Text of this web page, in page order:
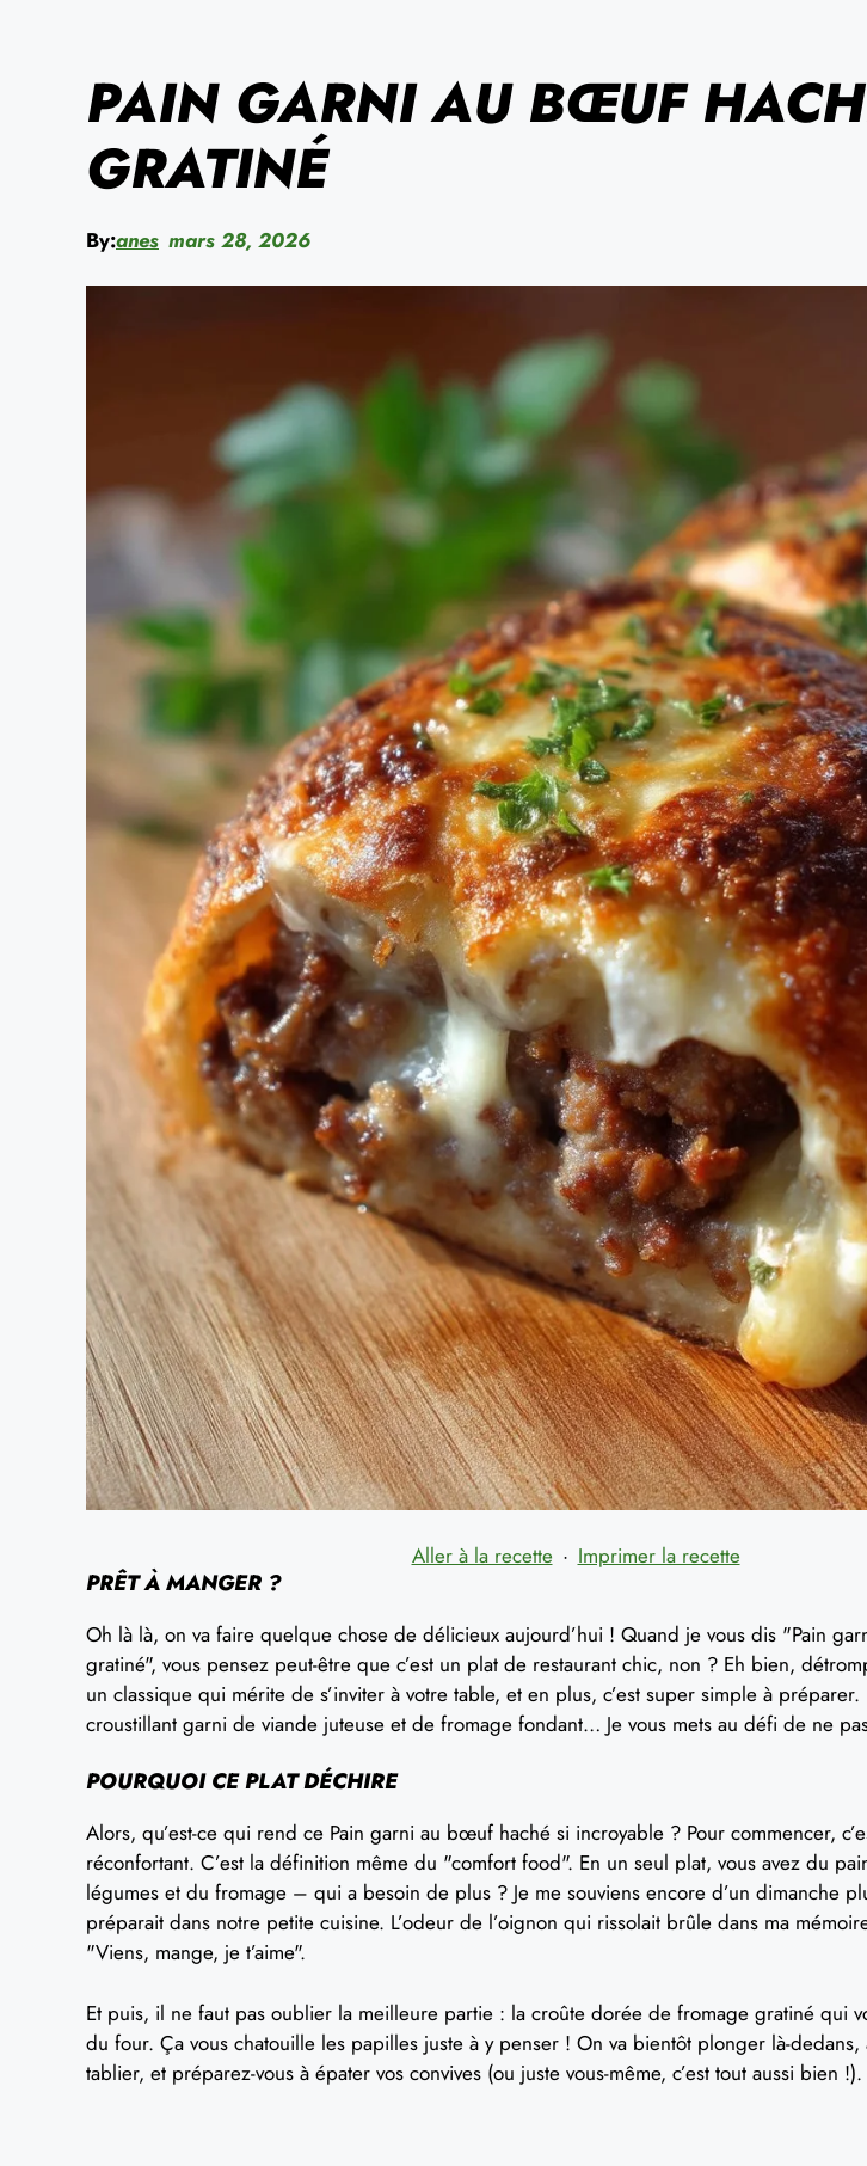
PAIN GARNI AU BŒUF
GRATINÉ
By:anes mars 28, 2026
Aller à la recette · Imprimer la recette
PRÊT À MANGER ?
Oh là là, on va faire quelque chose de délicieux aujourd’hui ! Quand je vous dis "Pain
gratiné", vous pensez peut-être que c’est un plat de restaurant chic, non ? Eh bien,
un classique qui mérite de s’inviter à votre table, et en plus, c’est super simple à
croustillant garni de viande juteuse et de fromage fondant… Je vous mets au défi de ne
POURQUOI CE PLAT DÉCHIRE
Alors, qu’est-ce qui rend ce Pain garni au bœuf haché si incroyable ? Pour commencer,
réconfortant. C’est la définition même du "comfort food". En un seul plat, vous avez du
légumes et du fromage – qui a besoin de plus ? Je me souviens encore d’un dimanche
préparait dans notre petite cuisine. L’odeur de l’oignon qui rissolait brûle dans ma
"Viens, mange, je t’aime".
Et puis, il ne faut pas oublier la meilleure partie : la croûte dorée de fromage gratiné qui
du four. Ça vous chatouille les papilles juste à y penser ! On va bientôt plonger là-dedans,
tablier, et préparez-vous à épater vos convives (ou juste vous-même, c’est tout aussi bien !).